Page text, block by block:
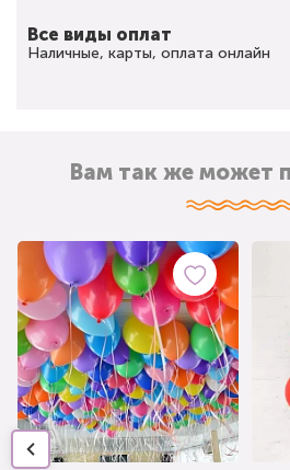
Все виды оплат
Наличные, карты, оплата онлайн
Вам так же может